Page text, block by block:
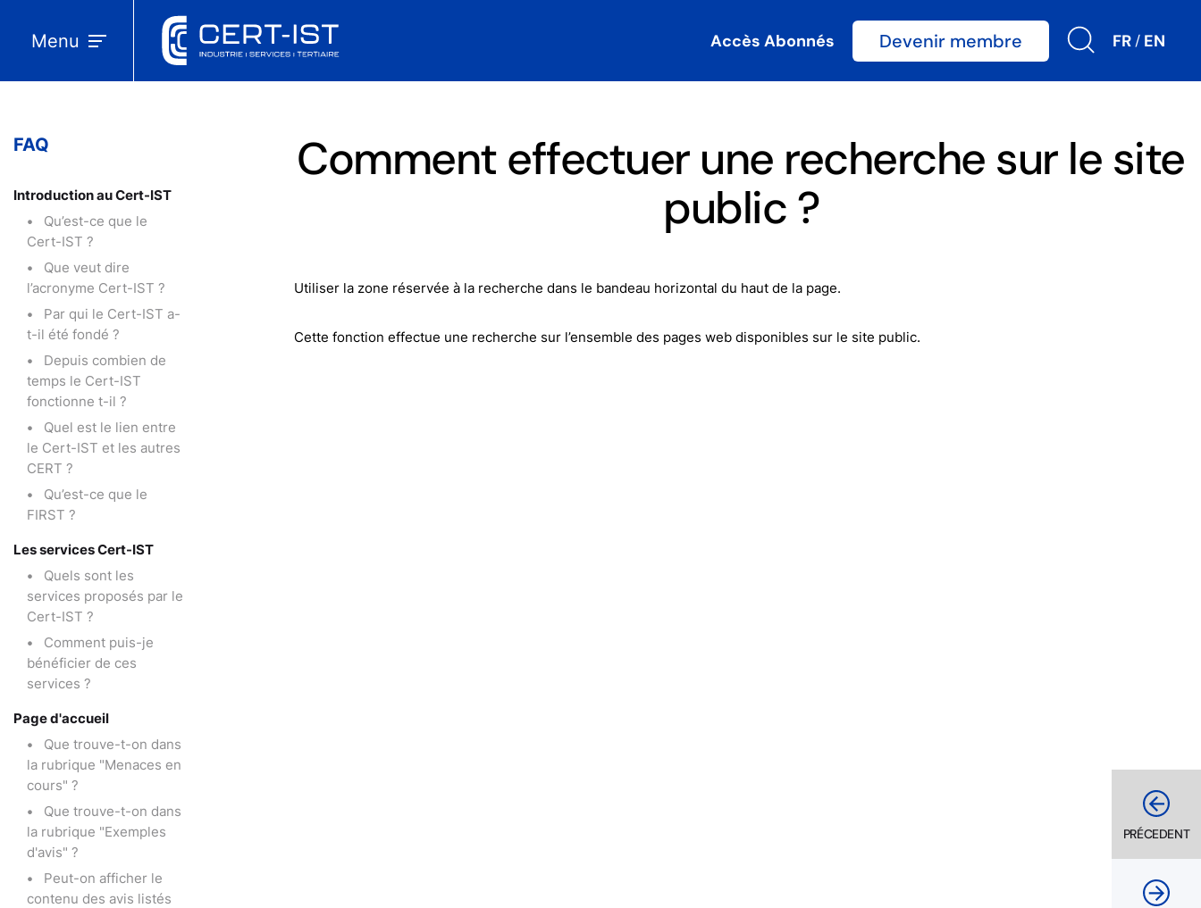
Menu Accès Abonnés Devenir membre FR / EN
FAQ
Introduction au Cert-IST
Qu’est-ce que le
Cert-IST ?
Que veut dire
l’acronyme Cert-IST ?
Par qui le Cert-IST a-
t-il été fondé ?
Depuis combien de
temps le Cert-IST
fonctionne t-il ?
Quel est le lien entre
le Cert-IST et les autres
CERT ?
Qu’est-ce que le
FIRST ?
Les services Cert-IST
Quels sont les
services proposés par le
Cert-IST ?
Comment puis-je
bénéficier de ces
services ?
Page d'accueil
Que trouve-t-on dans
la rubrique "Menaces en
cours" ?
Que trouve-t-on dans
la rubrique "Exemples
d'avis" ?
Peut-on afficher le
contenu des avis listés
Comment effectuer une recherche sur le site
public ?
Utiliser la zone réservée à la recherche dans le bandeau horizontal du haut de la page.
Cette fonction effectue une recherche sur l’ensemble des pages web disponibles sur le site public.
PRÉCEDENT